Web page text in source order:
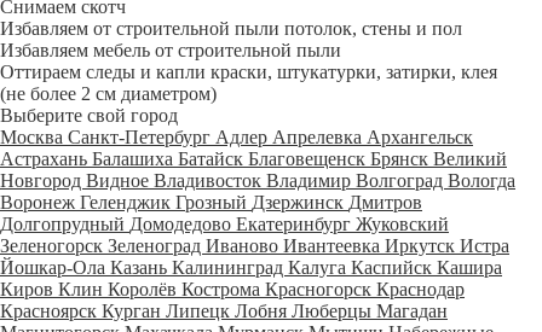
Снимаем скотч
Избавляем от строительной пыли потолок, стены и пол
Избавляем мебель от строительной пыли
Оттираем следы и капли краски, штукатурки, затирки, клея
(не более 2 см диаметром)
Выберите свой город
Москва Санкт-Петербург Адлер Апрелевка Архангельск
Астрахань Балашиха Батайск Благовещенск Брянск Великий
Новгород Видное Владивосток Владимир Волгоград Вологда
Воронеж Геленджик Грозный Дзержинск Дмитров
Долгопрудный Домодедово Екатеринбург Жуковский
Зеленогорск Зеленоград Иваново Ивантеевка Иркутск Истра
Йошкар-Ола Казань Калининград Калуга Каспийск Кашира
Киров Клин Королёв Кострома Красногорск Краснодар
Красноярск Курган Липецк Лобня Люберцы Магадан